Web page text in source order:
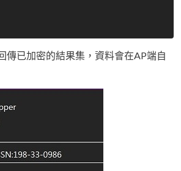
傳已加密的結果集，資料會在AP端自